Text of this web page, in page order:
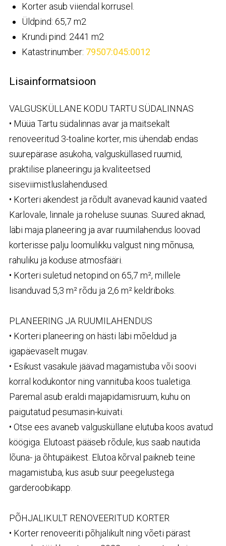
Korter asub viiendal korrusel.
Üldpind: 65,7 m2
Krundi pind: 2441 m2
Katastrinumber: 79507:045:0012
Lisainformatsioon
VALGUSKÜLLANE KODU TARTU SÜDALINNAS
• Müüa Tartu südalinnas avar ja maitsekalt
renoveeritud 3-toaline korter, mis ühendab endas
suurepärase asukoha, valgusküllased ruumid,
praktilise planeeringu ja kvaliteetsed
siseviimistluslahendused.
• Korteri akendest ja rõdult avanevad kaunid vaated
Karlovale, linnale ja roheluse suunas. Suured aknad,
läbi maja planeering ja avar ruumilahendus loovad
korterisse palju loomulikku valgust ning mõnusa,
rahuliku ja koduse atmosfääri.
• Korteri suletud netopind on 65,7 m², millele
lisanduvad 5,3 m² rõdu ja 2,6 m² keldriboks.
PLANEERING JA RUUMILAHENDUS
• Korteri planeering on hästi läbi mõeldud ja
igapäevaselt mugav.
• Esikust vasakule jäävad magamistuba või soovi
korral kodukontor ning vannituba koos tualetiga.
Paremal asub eraldi majapidamisruum, kuhu on
paigutatud pesumasin-kuivati.
• Otse ees avaneb valgusküllane elutuba koos avatud
köögiga. Elutoast pääseb rõdule, kus saab nautida
lõuna- ja õhtupäikest. Elutoa kõrval paikneb teine
magamistuba, kus asub suur peegelustega
garderoobikapp.
PÕHJALIKULT RENOVEERITUD KORTER
• Korter renoveeriti põhjalikult ning võeti pärast